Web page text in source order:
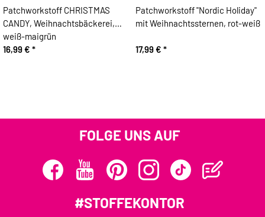
Patchworkstoff CHRISTMAS
CANDY, Weihnachtsbäckerei,
weiß-maigrün
16,99 € *
Patchworkstoff "Nordic Holiday"
mit Weihnachtssternen, rot-weiß
17,99 € *
FOLGE UNS AUF
#STOFFEKONTOR